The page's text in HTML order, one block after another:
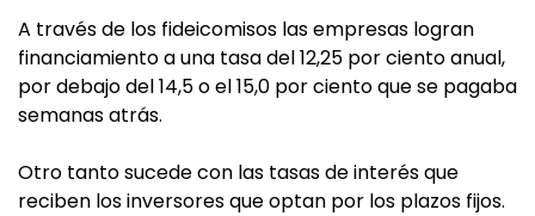
A través de los fideicomisos las empresas logran
financiamiento a una tasa del 12,25 por ciento anual,
por debajo del 14,5 o el 15,0 por ciento que se pagaba
semanas atrás.
Otro tanto sucede con las tasas de interés que
reciben los inversores que optan por los plazos fijos.